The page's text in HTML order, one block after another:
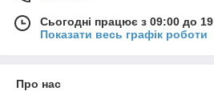
Сьогодні працює з 09:00 до
Показати весь графік роботи
Про нас